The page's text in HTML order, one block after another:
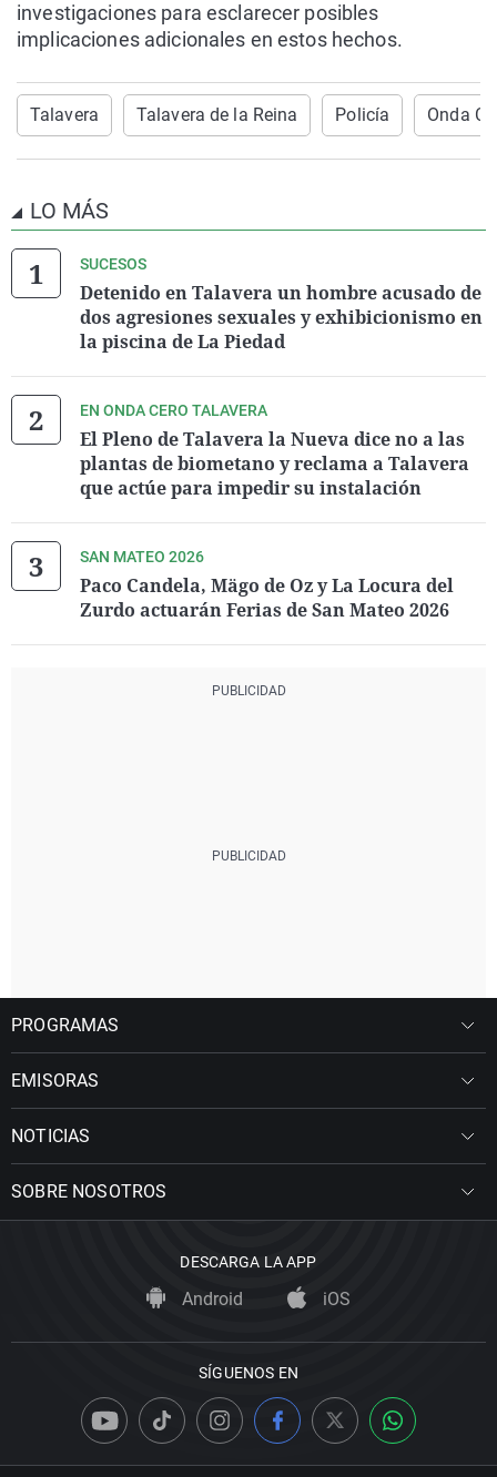
investigaciones para esclarecer posibles
implicaciones adicionales en estos hechos.
Talavera Talavera de la Reina Policía Onda
LO MÁS
SUCESOS
Detenido en Talavera un hombre acusado de
dos agresiones sexuales y exhibicionismo en
la piscina de La Piedad
EN ONDA CERO TALAVERA
El Pleno de Talavera la Nueva dice no a las
plantas de biometano y reclama a Talavera
que actúe para impedir su instalación
SAN MATEO 2026
Paco Candela, Mägo de Oz y La Locura del
Zurdo actuarán Ferias de San Mateo 2026
PROGRAMAS
EMISORAS
NOTICIAS
SOBRE NOSOTROS
DESCARGA LA APP
Android iOS
SÍGUENOS EN